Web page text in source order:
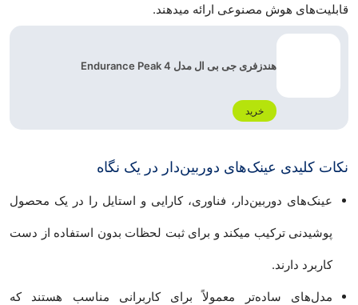
قابلیت‌های هوش مصنوعی ارائه میدهند.
هندزفری جی بی ال مدل Endurance Peak 4
خرید
نکات کلیدی عینک‌های دوربین‌دار در یک نگاه
عینک‌های دوربین‌دار، فناوری، کارایی و استایل را در یک محصول
پوشیدنی ترکیب میکند و برای ثبت لحظات بدون استفاده از دست
کاربرد دارند.
مدل‌های ساده‌تر معمولاً برای کاربرانی مناسب هستند که